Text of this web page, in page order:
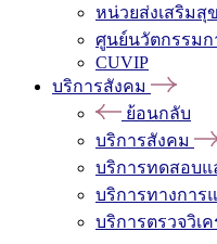
หน่วยส่งเสริมสุ
ศูนย์นวัตกรรมก
CUVIP
บริการสังคม
ย้อนกลับ
บริการสังคม
บริการทดสอบแ
บริการทางการ
บริการตรวจวิเ